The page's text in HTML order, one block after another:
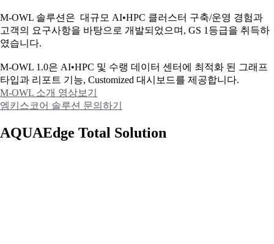
M-OWL 솔루션은 대규모 AI•HPC 클러스터 구축/운영 경험과
고객의 요구사항을 바탕으로 개발되었으며, GS 1등급을 취득하
였습니다.
M-OWL 1.0은 AI•HPC 및 수랭 데이터 센터에 최적화 된 그래프
타입과 리포트 기능, Customized 대시보드를 제공합니다.
M-OWL 소개 영상보기
엠키스코어 솔루션 문의하기
AQUAEdge Total Solution